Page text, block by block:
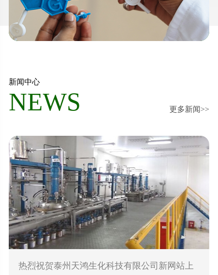
新闻中心
NEWS 更多新闻>>
热烈祝贺泰州天鸿生化科技有限公司新网站上